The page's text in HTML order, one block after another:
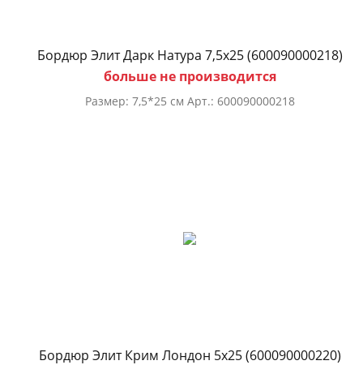
Бордюр Элит Дарк Натура 7,5х25 (600090000218)
больше не производится
Размер: 7,5*25 см Арт.: 600090000218
Бордюр Элит Крим Лондон 5х25 (600090000220)